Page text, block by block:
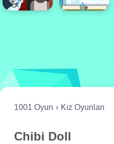
1001 Oyun Kız Oyunları
Chibi Doll